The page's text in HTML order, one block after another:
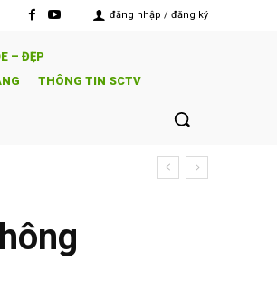
đăng nhập / đăng ký
– ĐẸP
THÔNG TIN SCTV